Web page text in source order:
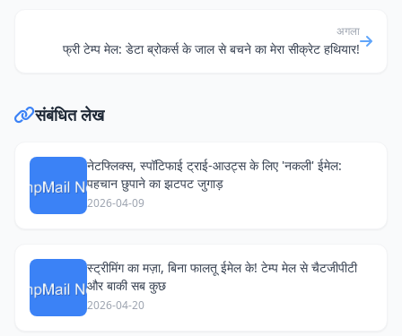
अगला
फ्री टेम्प मेल: डेटा ब्रोकर्स के जाल से बचने का मेरा सीक्रेट हथियार!
संबंधित लेख
नेटफ्लिक्स, स्पॉटिफाई ट्राई-आउट्स के लिए 'नकली' ईमेल:
पहचान छुपाने का झटपट जुगाड़
2026-04-09
स्ट्रीमिंग का मज़ा, बिना फालतू ईमेल के! टेम्प मेल से चैटजीपीटी
और बाकी सब कुछ
2026-04-20